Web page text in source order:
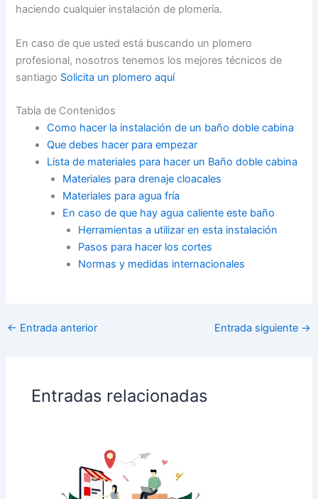
haciendo cualquier instalación de plomería.
En caso de que usted está buscando un plomero
profesional, nosotros tenemos los mejores técnicos de
santiago Solicita un plomero aquí
Tabla de Contenidos
Como hacer la instalación de un baño doble cabina
Que debes hacer para empezar
Lista de materiales para hacer un Baño doble cabina
Materiales para drenaje cloacales
Materiales para agua fría
En caso de que hay agua caliente este baño
Herramientas a utilizar en esta instalación
Pasos para hacer los cortes
Normas y medidas internacionales
← Entrada anterior Entrada siguiente →
Entradas relacionadas